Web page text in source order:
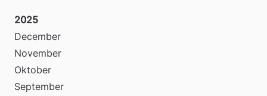
2025
December
November
Oktober
September